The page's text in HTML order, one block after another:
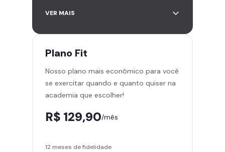
Acesso ilimitado a +2.000
Leve 5 amigos por mês para
Cadeira de massagem
Skeelo App (Audiobook)*
Área de musculação e aeróbicos
Smart Fit App
VER MAIS
Plano Fit
Nosso plano mais econômico para você
se exercitar quando e quanto quiser na
academia que escolher!
R$ 129,90/mês
12 meses de fidelidade